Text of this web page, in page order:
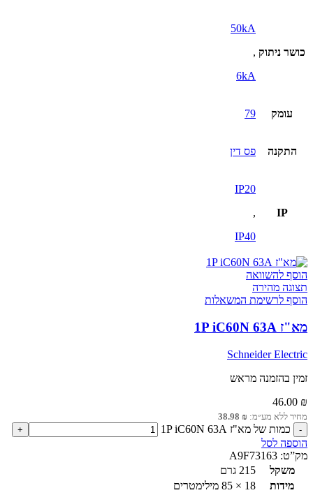
כושר ניתוק
50kA
,
6kA
עומק 79
התקנה פס דין
IP
IP20
,
IP40
הוסף להשוואה
תצוגה מהירה
הוסף לרשימת המשאלות
מא"ז 1P iC60N 63A
Schneider Electric
זמין בהזמנה מראש
46.00 ₪
מחיר ללא מע״מ: 38.98 ₪
כמות של מא"ז 1P iC60N 63A
הוספה לסל
מק”ט: A9F73163
משקל
215 גרם
מידות
18 × 85 מילימטרים